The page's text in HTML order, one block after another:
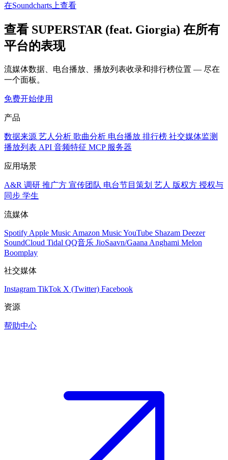
在Soundcharts上查看
查看 SUPERSTAR (feat. Giorgia) 在所有
平台的表现
流媒体数据、电台播放、播放列表收录和排行榜位置 — 尽在
一个面板。
免费开始使用
产品
数据来源 艺人分析 歌曲分析 电台播放 排行榜 社交媒体监测
播放列表 API 音频特征 MCP 服务器
应用场景
A&R 调研 推广方 宣传团队 电台节目策划 艺人 版权方 授权与
同步 学生
流媒体
Spotify Apple Music Amazon MusicYouTube Shazam Deezer
SoundCloud Tidal QQ音乐 JioSaavn/Gaana Anghami Melon
Boomplay
社交媒体
Instagram TikTok X (Twitter) Facebook
资源
帮助中心